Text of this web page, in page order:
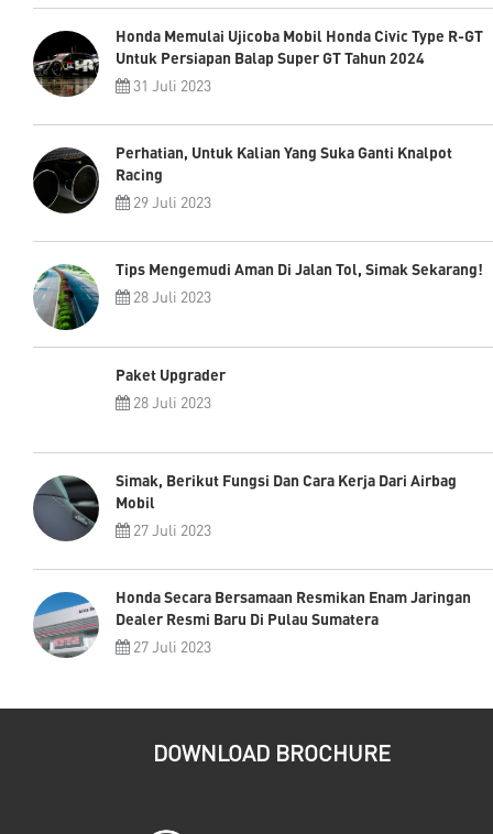
Honda Memulai Ujicoba Mobil Honda Civic Type R-GT
Untuk Persiapan Balap Super GT Tahun 2024
31 Juli 2023
Perhatian, Untuk Kalian Yang Suka Ganti Knalpot
Racing
29 Juli 2023
Tips Mengemudi Aman Di Jalan Tol, Simak Sekarang!
28 Juli 2023
Paket Upgrader
28 Juli 2023
Simak, Berikut Fungsi Dan Cara Kerja Dari Airbag
Mobil
27 Juli 2023
Honda Secara Bersamaan Resmikan Enam Jaringan
Dealer Resmi Baru Di Pulau Sumatera
27 Juli 2023
DOWNLOAD BROCHURE